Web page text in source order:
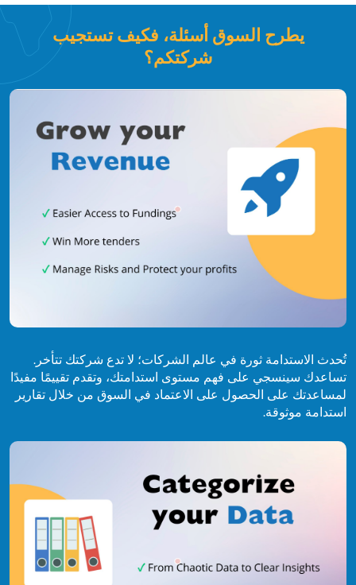
يطرح السوق أسئلة، فكيف تستجيب
شركتكم؟
تُحدث الاستدامة ثورة في عالم الشركات؛ لا تدع شركتك تتأخر.
تساعدك سينسجي على فهم مستوى استدامتك، وتقدم تقييمًا مفيدًا
لمساعدتك على الحصول على الاعتماد في السوق من خلال تقارير
استدامة موثوقة.